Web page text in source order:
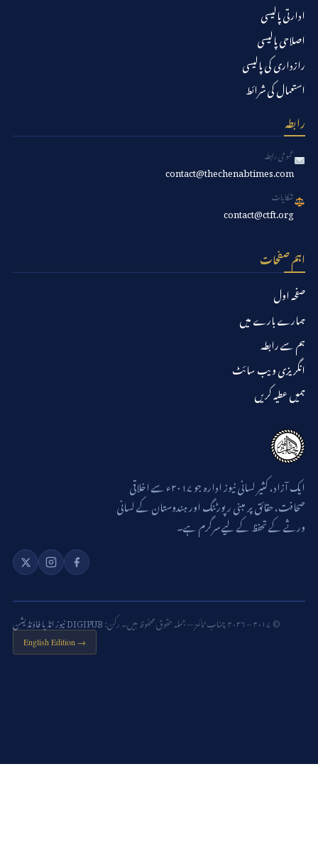
ادارتی پالیسی
اصلاحی پالیسی
رازداری کی پالیسی
استعمال کی شرائط
رابطہ
عمومی رابطہ
contact@thechenabtimes.com
شکایات
contact@ctft.org
اہم صفحات
صفحہ اول
ہمارے بارے میں
ہم سے رابطہ
انگریزی ویب سائٹ
ہمیں عطیہ کریں
ایک آزاد، کثیر لسانی نیوز ادارہ جو ۲۰۱۷ء سے اخلاقی
صحافت، حقائق پر مبنی رپورٹنگ اور ہندوستان کے لسانی
ورثے کے تحفظ کے لیے سرگرم ہے۔
DIGIPUB نیوز انڈیا فاؤنڈیشن
English Edition →